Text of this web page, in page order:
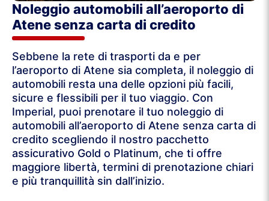
Noleggio automobili all’aeroporto di
Atene senza carta di credito
Sebbene la rete di trasporti da e per
l’aeroporto di Atene sia completa, il noleggio di
automobili resta una delle opzioni più facili,
sicure e flessibili per il tuo viaggio. Con
Imperial, puoi prenotare il tuo noleggio di
automobili all’aeroporto di Atene senza carta di
credito scegliendo il nostro pacchetto
assicurativo Gold o Platinum, che ti offre
maggiore libertà, termini di prenotazione chiari
e più tranquillità sin dall’inizio.